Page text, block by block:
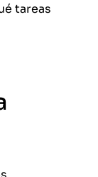
tareas